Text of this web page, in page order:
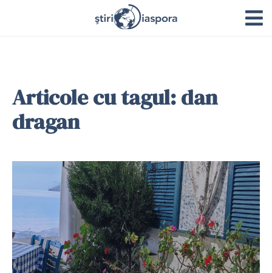
Articole cu tagul: dan
dragan